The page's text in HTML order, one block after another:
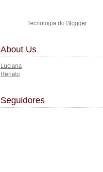
Tecnologia do Blogger.
About Us
Luciana
Renato
Seguidores